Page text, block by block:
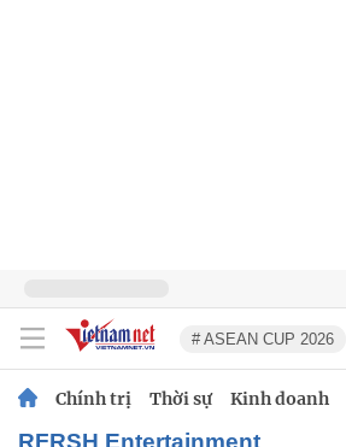
# ASEAN CUP 2026
Chính trị Thời sự Kinh doanh
RFRSH Entertainment